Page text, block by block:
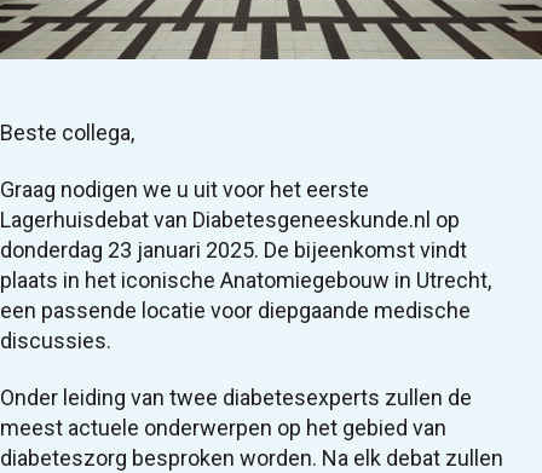
Beste collega,
Graag nodigen we u uit voor het eerste
Lagerhuisdebat van Diabetesgeneeskunde.nl op
donderdag 23 januari 2025. De bijeenkomst vindt
plaats in het iconische Anatomiegebouw in Utrecht,
een passende locatie voor diepgaande medische
discussies.
Onder leiding van twee diabetesexperts zullen de
meest actuele onderwerpen op het gebied van
diabeteszorg besproken worden. Na elk debat zullen